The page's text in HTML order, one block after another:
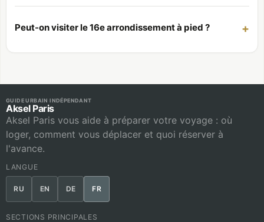
Peut-on visiter le 16e arrondissement à pied ?
GUIDE URBAIN INDÉPENDANT
Aksel Paris
Aksel Paris vous aide à préparer votre voyage : où
loger, comment vous déplacer et quoi réserver à
l'avance.
LANGUE
RU EN DE FR
SECTIONS PRINCIPALES